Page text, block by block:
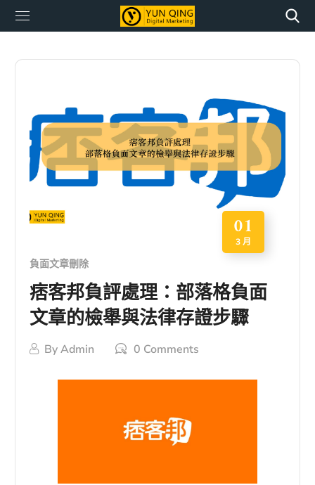
01
3 月
負面文章刪除
痞客邦負評處理：部落格負面
文章的檢舉與法律存證步驟
ByAdmin 0 Comments